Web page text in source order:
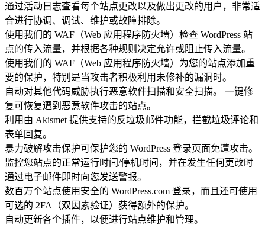
通过活动日志查看每个站点更改以及做出更改的用户，非常适
合进行协调、调试、维护或故障排除。
使用我们的 WAF（Web 应用程序防火墙）检查 WordPress 站
点的传入流量，并根据各种规则决定允许或阻止传入流量。
使用我们的 WAF（Web 应用程序防火墙）为您的站点添加重
要的保护，特别是当攻击者积极利用未修补的漏洞时。
自动对其他代码威胁执行恶意软件扫描和安全扫描。 一键修
复可恢复遭到恶意软件攻击的站点。
利用由 Akismet 提供支持的反垃圾邮件功能，拦截垃圾评论和
表单回复。
暴力破解攻击保护可保护您的 WordPress 登录页面免遭攻击。
监控您站点的正常运行时间/停机时间，并在发生任何更改时
通过电子邮件即时向您发送警报。
数百万个站点使用安全的 WordPress.com 登录，而且还可使用
可选的 2FA（双因素验证）获得额外的保护。
自动更新各个插件，以便进行站点维护和管理。